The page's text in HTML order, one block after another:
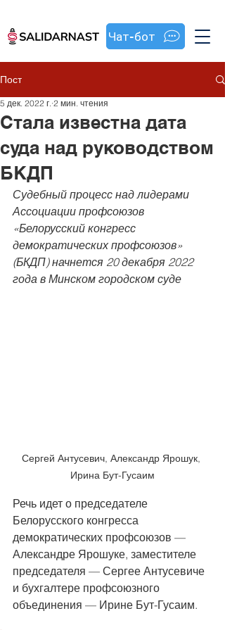
Чат-бот
Пост
Стала известна дата
суда над руководством
БКДП
5 дек. 2022 г. 2 мин. чтения
Судебный процесс над лидерами
Ассоциации профсоюзов
«Белорусский конгресс
демократических профсоюзов»
(БКДП) начнется 20 декабря 2022
года в Минском городском суде
Сергей Антусевич, Александр Ярошук,
Ирина Бут-Гусаим
Речь идет о председателе
Белорусского конгресса
демократических профсоюзов —
Александре Ярошуке, заместителе
председателя — Сергее Антусевиче
и бухгалтере профсоюзного
объединения — Ирине Бут-Гусаим.